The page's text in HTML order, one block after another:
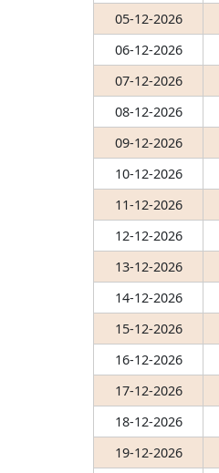
05-12-2026
06-12-2026
07-12-2026
08-12-2026
09-12-2026
10-12-2026
11-12-2026
12-12-2026
13-12-2026
14-12-2026
15-12-2026
16-12-2026
17-12-2026
18-12-2026
19-12-2026